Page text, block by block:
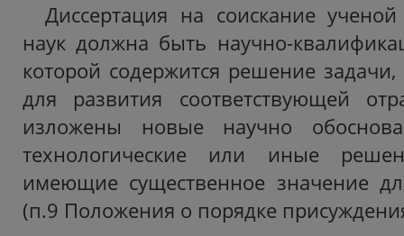
Диссертация на соискание
наук должна быть научно-
которой содержится решение
для развития соответствующей
изложены новые научно
технологические или иные
имеющие существенное значение
(п.9 Положения о порядке